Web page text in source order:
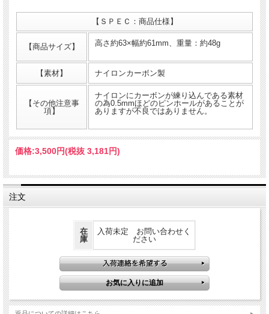
【ＳＰＥＣ：商品仕様】
【商品サイズ】 高さ約63×幅約61mm、重量：約48g
【素材】 ナイロンカーボン製
【その他注意事
項】
ナイロンにカーボンが練り込んである素材
の為0.5mmほどのピンホールがあることが
ありますが不良ではありません。
価格:3,500円(税抜 3,181円)
注文
在
庫
入荷未定 お問い合わせく
ださい